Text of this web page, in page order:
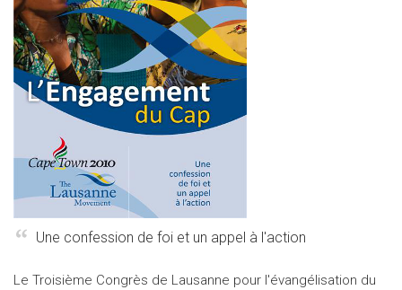
Une confession de foi et un appel à l'action
Le Troisième Congrès de Lausanne pour l'évangélisation du